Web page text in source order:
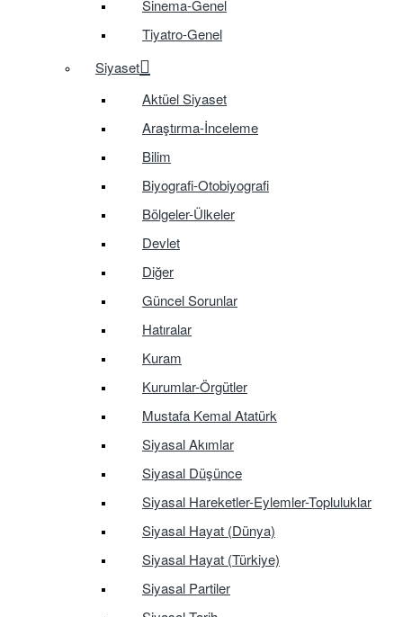
Sinema-Genel
Tiyatro-Genel
Siyaset
Aktüel Siyaset
Araştırma-İnceleme
Bilim
Biyografi-Otobiyografi
Bölgeler-Ülkeler
Devlet
Diğer
Güncel Sorunlar
Hatıralar
Kuram
Kurumlar-Örgütler
Mustafa Kemal Atatürk
Siyasal Akımlar
Siyasal Düşünce
Siyasal Hareketler-Eylemler-Topluluklar
Siyasal Hayat (Dünya)
Siyasal Hayat (Türkiye)
Siyasal Partiler